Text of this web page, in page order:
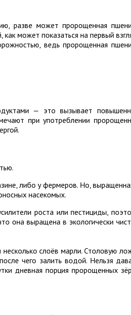
разве может пророщенная
может показаться на первый
ведь пророщенная
— это вызывает
при употреблении
либо у фермеров. Но,
насекомых.
роста или пестициды,
она выращена в экологически
слоёв марли. Столовую
чего залить водой. Нельзя
дневная порция пророщенных